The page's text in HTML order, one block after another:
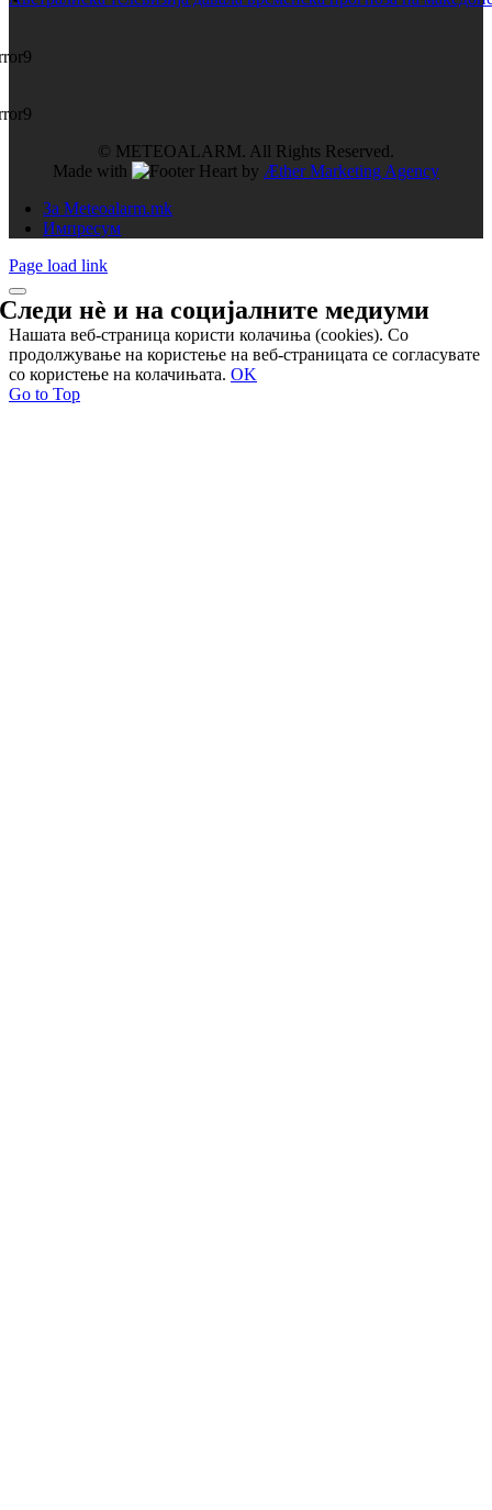
© METEOALARM. All Rights Reserved.
Made with
by Æther Marketing Agency
За Meteoalarm.mk
Импресум
Page load link
Следи нѐ и насоцијалните медиуми
Нашата веб-страница користи колачиња (cookies). Со
продолжување на користење на веб-страницата се согласувате
со користење на колачињата. OK
Go to Top